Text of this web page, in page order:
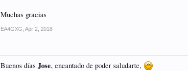
Muchas gracias
EA4GXG Apr 2, 2018
Buenos díasJose, encantado de poder saludarte,